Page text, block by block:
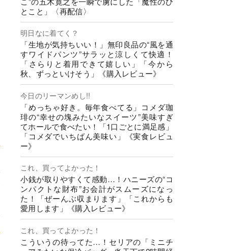
とこと」〈再配信〉
明日なに着てく？
「生地が気持ちいい！」無印良品の“風を通
すワイドパンツ”サラッと涼しくて快適！
「さらりと着用できて嬉しい」「今から
秋、ずっといけそう」《購入レビュー》
今日のリーマンめし!!
「めっちゃ好き。毎年食べてる」コメダ珈
琲の“幸せの塊みたいなスイーツ”美味すぎ
てホールで食べたい！「1口ごとに満足感」
「コメダでいちばん美味い」《実食レビュ
ー》
これ、買ってよかった！
小銭が取りやすくて感動…！ハニーズの“コ
ンパクトな財布”お会計がスムーズになっ
た！「ぜーんぶ収まります」「これからも
愛用します」《購入レビュー》
これ、買ってよかった！
こういうの待ってた…！セリアの「ミニチ